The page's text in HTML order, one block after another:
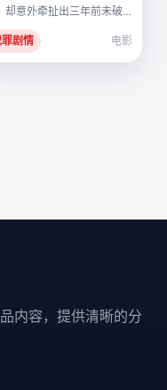
却意外牵扯出三年前未破
环凶案。
剧情
电影
内容，提供清晰的分